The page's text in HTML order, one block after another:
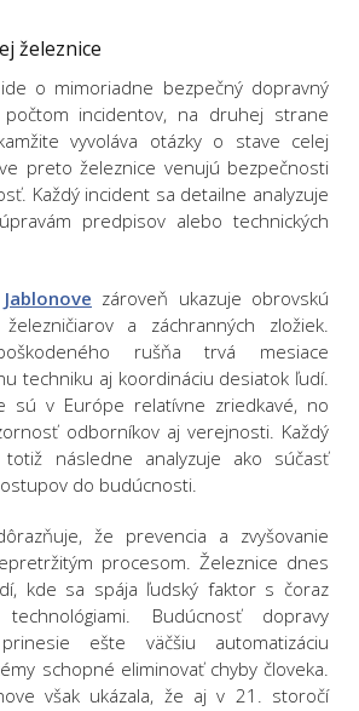
železnice
o mimoriadne bezpečný dopravný
incidentov, na druhej strane
vyvoláva otázky o stave celej
preto železnice venujú bezpečnosti
Každý incident sa detailne analyzuje
predpisov alebo technických
Jablonove zároveň ukazuje obrovskú
a záchranných zložiek.
rušňa trvá mesiace
techniku aj koordináciu desiatok ľudí.
sú v Európe relatívne zriedkavé, no
odborníkov aj verejnosti. Každý
následne analyzuje ako súčasť
do budúcnosti.
že prevencia a zvyšovanie
procesom. Železnice dnes
kde sa spája ľudský faktor s čoraz
technológiami. Budúcnosť dopravy
ešte väčšiu automatizáciu
schopné eliminovať chyby človeka.
však ukázala, že aj v 21. storočí